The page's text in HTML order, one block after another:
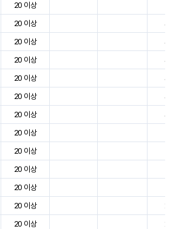
20 이상
20 이상
20 이상
20 이상
20 이상
20 이상
20 이상
20 이상
20 이상
20 이상
20 이상
20 이상
20 이상